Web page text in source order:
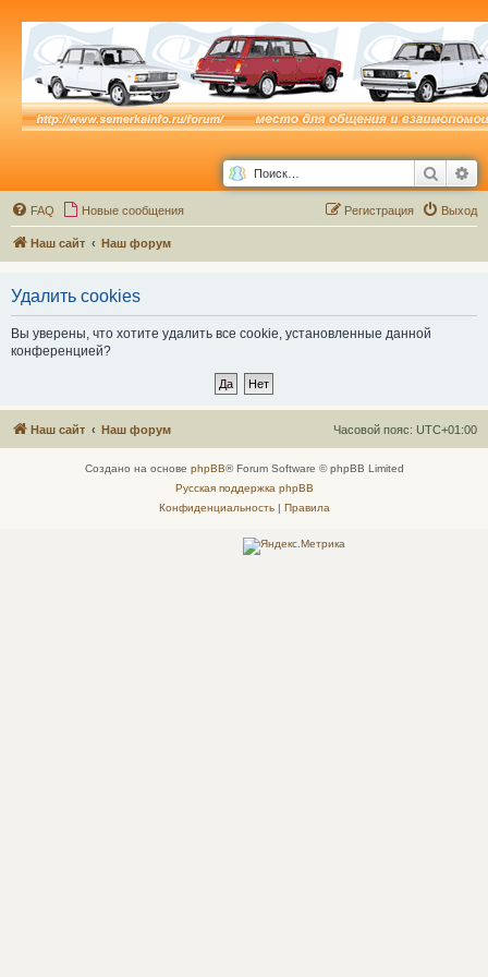
Поиск
FAQ Новые сообщения Выход
Регистрация
Наш сайт Наш форум
Удалить cookies
Вы уверены, что хотите удалить все cookie, установленные данной
конференцией?
Наш сайт Наш форум Часовой пояс: UTC+01:00
Создано на основе phpBB® Forum Software © phpBB Limited
Русская поддержка phpBB
Конфиденциальность| Правила